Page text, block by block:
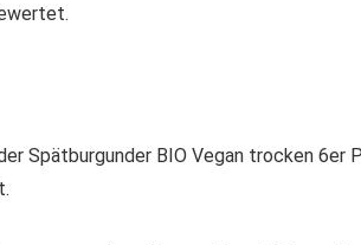
Spätburgunder BIO Vegan trocken 6er